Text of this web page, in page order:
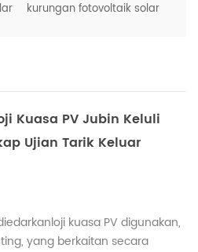
boleh setinggi 60% -
semasa "Hui Nan Tian"
Udara kelembapan
filem air berterusan pada
kurungan fotovoltaik solar
Kuasa PV Jubin Keluli
Ujian Tarik Keluar
kuasa PV digunakan,
yang berkaitan secara